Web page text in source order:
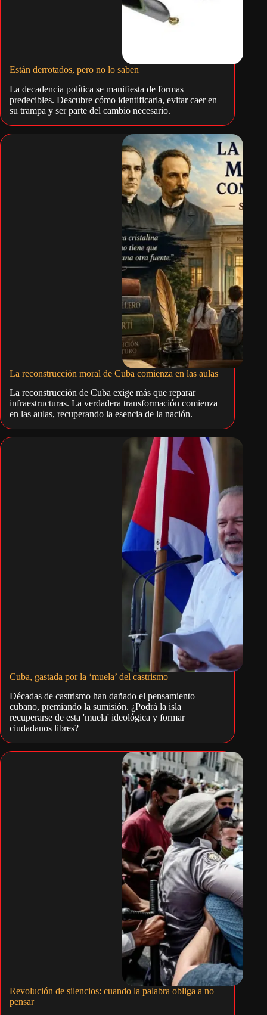
Están derrotados, pero no lo saben
La decadencia política se manifiesta de formas
predecibles. Descubre cómo identificarla, evitar caer en
su trampa y ser parte del cambio necesario.
La reconstrucción moral de Cuba comienza en las aulas
La reconstrucción de Cuba exige más que reparar
infraestructuras. La verdadera transformación comienza
en las aulas, recuperando la esencia de la nación.
Cuba, gastada por la ‘muela’ del castrismo
Décadas de castrismo han dañado el pensamiento
cubano, premiando la sumisión. ¿Podrá la isla
recuperarse de esta 'muela' ideológica y formar
ciudadanos libres?
Revolución de silencios: cuando la palabra obliga a no
pensar